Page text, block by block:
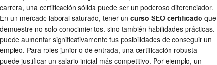
carrera, una certificación sólida puede ser un poderoso diferenciador.
En un mercado laboral saturado, tener un curso SEO certificado que
demuestre no solo conocimientos, sino también habilidades prácticas,
puede aumentar significativamente tus posibilidades de conseguir un
empleo. Para roles junior o de entrada, una certificación robusta
puede justificar un salario inicial más competitivo. Por ejemplo, un